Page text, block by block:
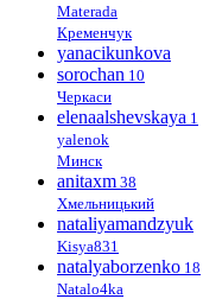
Materada
Кременчук
yanacikunkova
sorochan 10
Черкаси
elenaalshevskaya 1
yalenok
Минск
anitaxm 38
Хмельницький
nataliyamandzyuk
Kisya831
natalyaborzenko 18
Natalo4ka